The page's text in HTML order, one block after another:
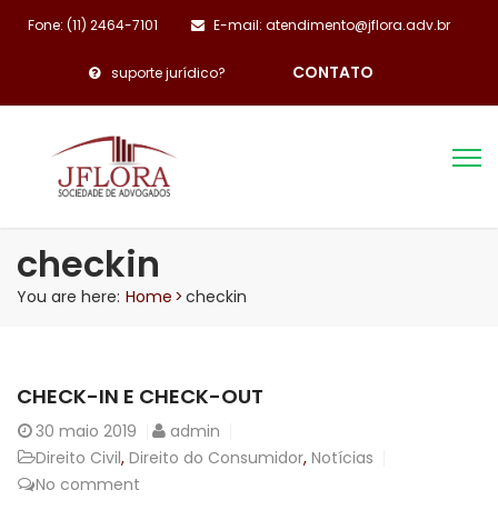
Fone: (11) 2464-7101 E-mail: atendimento@jflora.adv.br
suporte jurídico? CONTATO
checkin
You are here: Home >checkin
CHECK-IN E CHECK-OUT
30 maio 2019
admin
Direito Civil, Direito do Consumidor, Notícias
No comment